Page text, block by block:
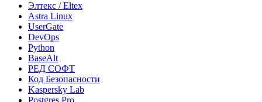
Элтекс / Eltex
Astra Linux
UserGate
DevOps
Python
BaseAlt
РЕД СОФТ
Код Безопасности
Kaspersky Lab
Postgres Pro